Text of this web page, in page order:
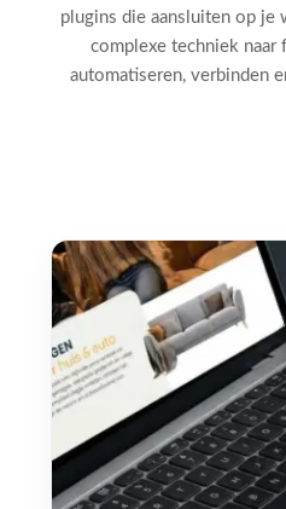
plugins die aansluiten op
complexe techniek naar
automatiseren, verbinden